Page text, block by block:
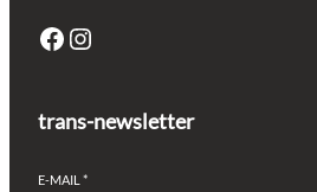
Facebook Instagram
trans-newsletter
E-MAIL *